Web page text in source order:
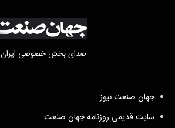
صدای بخش خصوصی ایران
جهان صنعت نیوز
سایت قدیمی روزنامه جهان صنعت